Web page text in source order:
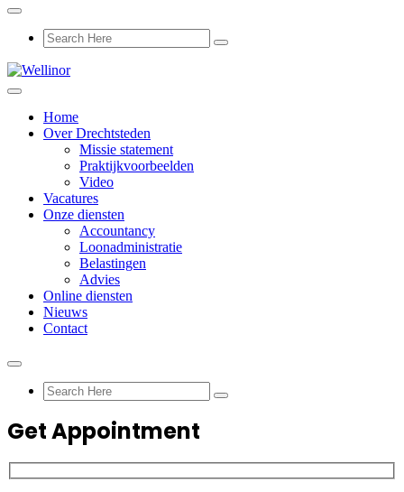
Home
Over Drechtsteden
Missie statement
Praktijkvoorbeelden
Video
Vacatures
Onze diensten
Accountancy
Loonadministratie
Belastingen
Advies
Online diensten
Nieuws
Contact
Get Appointment